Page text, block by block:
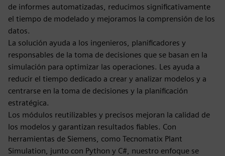
de informes automatizadas, reducimos significativamente
el tiempo de modelado y mejoramos la comprensión de los
datos.
La solución ayuda a los ingenieros, planificadores y
responsables de la toma de decisiones que se basan en la
simulación para optimizar las operaciones. Les ayuda a
reducir el tiempo dedicado a crear y analizar modelos y a
centrarse en la toma de decisiones y la planificación
estratégica.
Los módulos reutilizables y precisos mejoran la calidad de
los modelos y garantizan resultados fiables. Con
herramientas de Siemens, como Tecnomatix Plant
Simulation, junto con Python y C#, nuestro enfoque se